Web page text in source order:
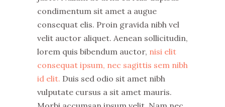
condimentum sit amet a augue
consequat elis. Proin gravida nibh vel
velit auctor aliquet. Aenean sollicitudin,
lorem quis bibendum auctor, nisi elit
consequat ipsum, nec sagittis sem nibh
id elit. Duis sed odio sit amet nibh
vulputate cursus a sit amet mauris.